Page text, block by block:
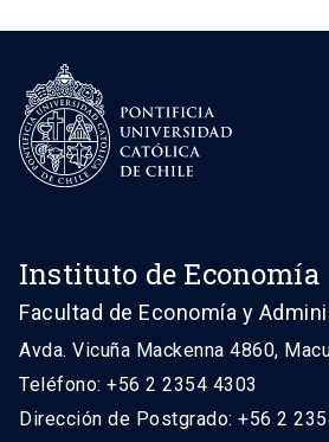
Instituto de Economía
Facultad de Economía y
Avda. Vicuña Mackenna 4860,
Teléfono: +56 2 2354 4303
Dirección de Postgrado: +56 2